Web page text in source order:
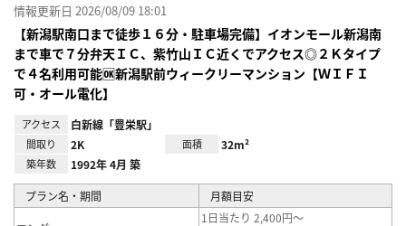
情報更新日 2026/08/09 18:01
【新潟駅南口まで徒歩１６分・駐車場完備】イオンモール新潟南
まで車で７分弁天ＩＣ、紫竹山ＩＣ近くでアクセス◎２Ｋタイプ
で４名利用可能🆗新潟駅前ウィークリーマンション【ＷＩＦＩ
可・オール電化】
アクセス 白新線「豊栄駅」
間取り 2K 面積 32m²
築年数 1992年 4月 築
プラン名・期間 月額目安
1日当たり 2,400円～